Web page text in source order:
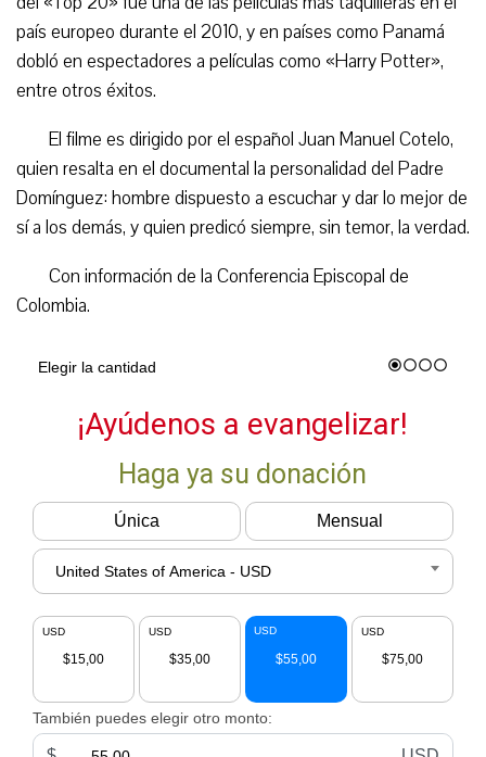
país europeo durante el 2010, y en países como Panamá
dobló en espectadores a películas como «Harry Potter»,
entre otros éxitos.
El filme es dirigido por el español Juan Manuel Cotelo,
quien resalta en el documental la personalidad del Padre
Domínguez: hombre dispuesto a escuchar y dar lo mejor de
sí a los demás, y quien predicó siempre, sin temor, la verdad.
Con información de la Conferencia Episcopal de
Colombia.